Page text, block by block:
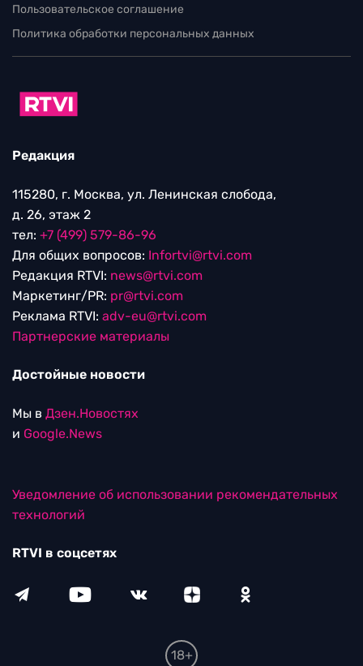
Пользовательское соглашение
Политика обработки персональных данных
Редакция
115280, г. Москва, ул. Ленинская слобода,
д. 26, этаж 2
тел: +7 (499) 579-86-96
Для общих вопросов: Infortvi@rtvi.com
Редакция RTVI: news@rtvi.com
Маркетинг/PR: pr@rtvi.com
Реклама RTVI: adv-eu@rtvi.com
Партнерские материалы
Достойные новости
Мы в Дзен.Новостях
и Google.News
Уведомление об использовании рекомендательных
технологий
RTVI в соцсетях
18+